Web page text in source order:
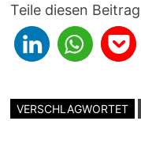
Teile diesen
VERSCHLAGWORTET